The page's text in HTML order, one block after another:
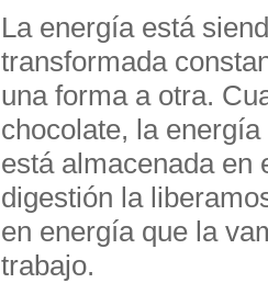
La energía está
transformada
una forma a otra.
chocolate, la
está almacenada en
digestión la
en energía que la
trabajo.